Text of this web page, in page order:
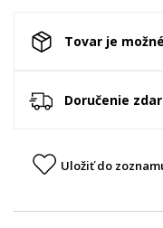
Tovar je
Doručenie
Uložiť do